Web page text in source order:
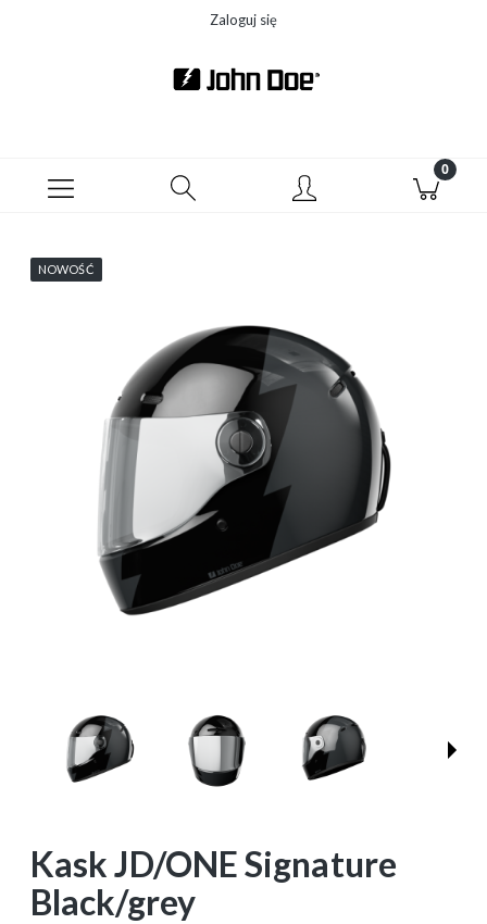
Zaloguj się
NOWOŚĆ
Kask JD/ONE Signature
Black/grey